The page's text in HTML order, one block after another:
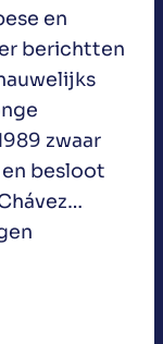
en
berichtten
zwaar
besloot